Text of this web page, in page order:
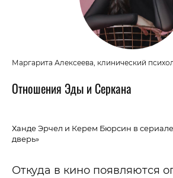
Маргарита Алексеева, клинический
Отношения Эды и Серкана
Ханде Эрчел и Керем Бюрсин в
дверь»
Откуда в кино появляются